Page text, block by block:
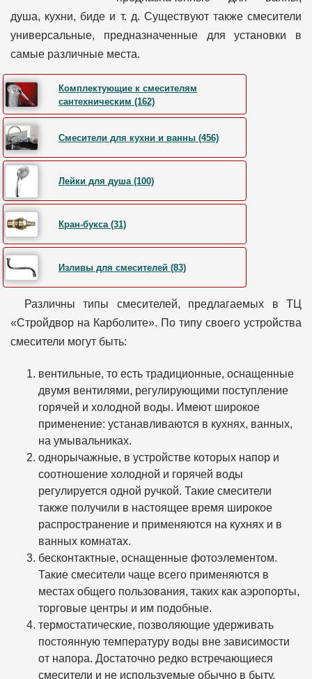
душа, кухни, биде и т. д. Существуют также смесители
универсальные, предназначенные для установки в
самые различные места.
Комплектующие к смесителям
сантехническим (162)
Смесители для кухни и ванны (456)
Лейки для душа (100)
Кран-букса (31)
Изливы для смесителей (83)
Различны типы смесителей, предлагаемых в ТЦ
«Стройдвор на Карболите». По типу своего устройства
смесители могут быть:
вентильные, то есть традиционные, оснащенные
двумя вентилями, регулирующими поступление
горячей и холодной воды. Имеют широкое
применение: устанавливаются в кухнях, ванных,
на умывальниках.
однорычажные, в устройстве которых напор и
соотношение холодной и горячей воды
регулируется одной ручкой. Такие смесители
также получили в настоящее время широкое
распространение и применяются на кухнях и в
ванных комнатах.
бесконтактные, оснащенные фотоэлементом.
Такие смесители чаще всего применяются в
местах общего пользования, таких как аэропорты,
торговые центры и им подобные.
термостатические, позволяющие удерживать
постоянную температуру воды вне зависимости
от напора. Достаточно редко встречающиеся
смесители и не используемые обычно в быту.